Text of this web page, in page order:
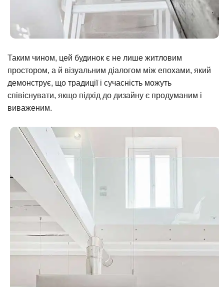
Таким чином, цей будинок є не лише житловим
простором, а й візуальним діалогом між епохами, який
демонструє, що традиції і сучасність можуть
співіснувати, якщо підхід до дизайну є продуманим і
виваженим.